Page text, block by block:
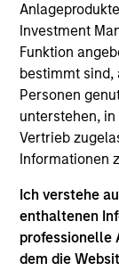
Investment
Funktion
bestimmt sind,
Personen
unterstehen,
Vertrieb
Informationen
Ich verstehe
enthaltenen
professionelle
dem die
Anträge auf
werden, wenn
Information
Information
Dokumente,
https://
verfügbar sind
Morgan Stanley
Senningerberg,
Informationen
Fonds und die
finden Sie auf